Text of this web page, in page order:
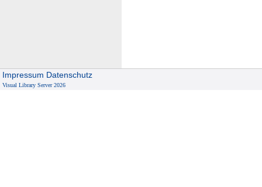
Impressum Datenschutz
Visual Library Server 2026